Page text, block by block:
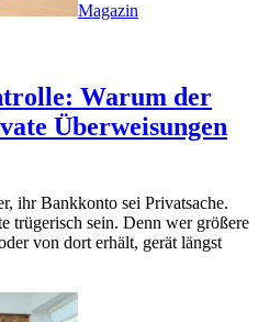
Magazin
Warum der
Überweisungen
ihr Bankkonto sei Privatsache.
trügerisch sein. Denn wer größere
von dort erhält, gerät längst